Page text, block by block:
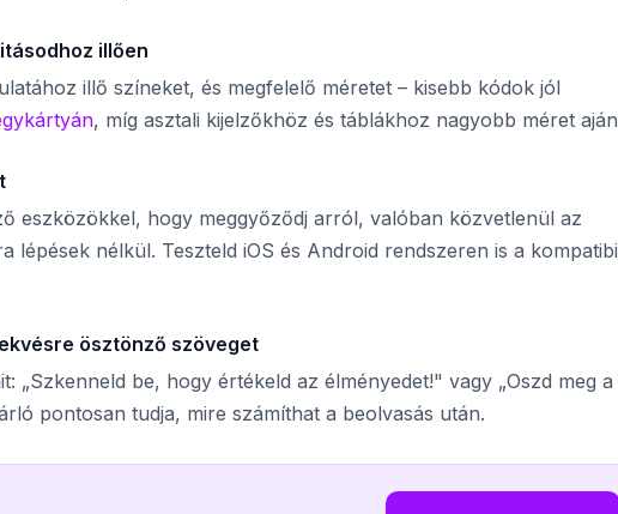
illően
illő színeket, és megfelelő méretet – kisebb kódok jól
, míg asztali kijelzőkhöz és táblákhoz nagyobb méret
eszközökkel, hogy meggyőződj arról, valóban közvetlenül az
lépések nélkül. Teszteld iOS és Android rendszeren is a
ösztönző szöveget
„Szkenneld be, hogy értékeld az élményedet!" vagy „Oszd meg a
pontosan tudja, mire számíthat a beolvasás után.